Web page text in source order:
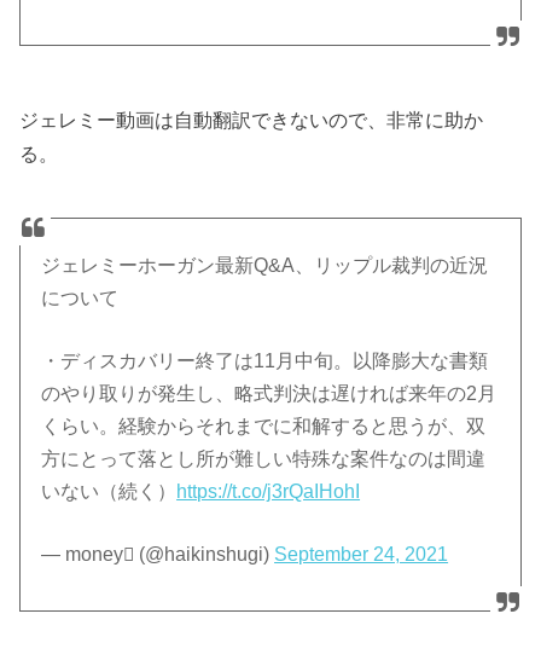
ジェレミー動画は自動翻訳できないので、非常に助か
る。
ジェレミーホーガン最新Q&A、リップル裁判の近況
について
・ディスカバリー終了は11月中旬。以降膨大な書類
のやり取りが発生し、略式判決は遅ければ来年の2月
くらい。経験からそれまでに和解すると思うが、双
方にとって落とし所が難しい特殊な案件なのは間違
いない（続く）
https://t.co/j3rQaIHohI
— money (@haikinshugi) September 24, 2021